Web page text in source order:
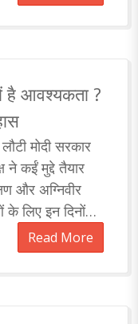
है आवश्यकता ?
मोदी सरकार
ने कईं मुद्दे तैयार
और अग्निवीर
के लिए इन दिनों
Read More